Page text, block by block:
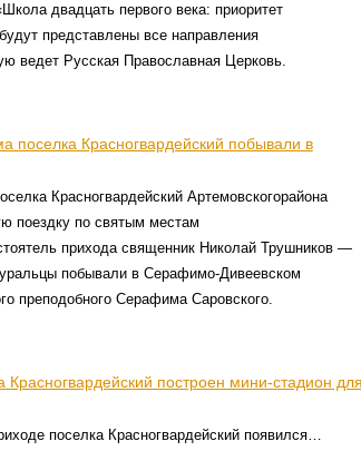
двадцать первого века: приоритет
представлены все направления
ведет Русская Православная Церковь.
поселка Красногвардейский побывали в
Красногвардейский Артемовскогорайона
поездку по святым местам
прихода священник Николай Трушников —
побывали в Серафимо-Дивеевском
преподобного Серафима Саровского.
построен мини-стадион для
поселка Красногвардейский появился…